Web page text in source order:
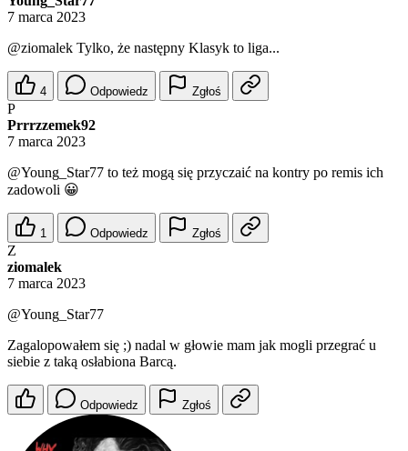
7 marca 2023
@ziomalek Tylko, że następny Klasyk to liga...
4 Odpowiedz Zgłoś
P
Prrrzzemek92
7 marca 2023
@Young_Star77 to też mogą się przyczaić na kontry po remis ich
zadowoli 😀
1 Odpowiedz Zgłoś
Z
ziomalek
7 marca 2023
@Young_Star77
Zagalopowałem się ;) nadal w głowie mam jak mogli przegrać u
siebie z taką osłabiona Barcą.
Odpowiedz Zgłoś